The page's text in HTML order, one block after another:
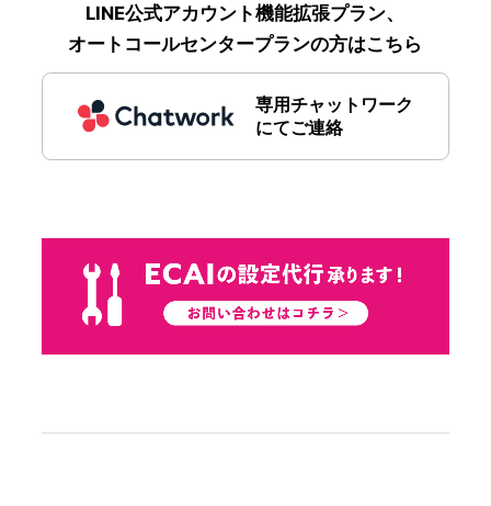
LINE公式アカウント機能拡張プラン、
オートコールセンタープランの方はこちら
専用チャットワーク
にてご連絡